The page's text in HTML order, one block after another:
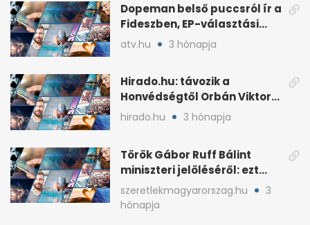
Dopeman belső puccsról ír a
Fideszben, EP-választási
árral
atv.hu 3 hónapja
Hirado.hu: távozik a
Honvédségtől Orbán Viktor
fia, Orbán Gáspár
hirado.hu 3 hónapja
Török Gábor Ruff Bálint
miniszteri jelöléséről: ezt
írta a posztjában
szeretlekmagyarorszag.hu
3
hónapja